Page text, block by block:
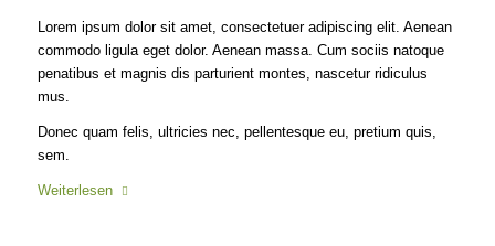
Lorem ipsum dolor sit amet, consectetuer adipiscing elit. Aenean
commodo ligula eget dolor. Aenean massa. Cum sociis natoque
penatibus et magnis dis parturient montes, nascetur ridiculus
mus.
Donec quam felis, ultricies nec, pellentesque eu, pretium quis,
sem.
Weiterlesen